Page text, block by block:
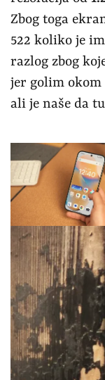
Zbog toga
522 koliko je
razlog zbog
jer golim
ali je naše da